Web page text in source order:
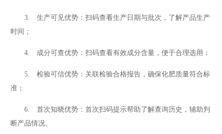
3. 生产可见优势：扫码查看生产日期与批次，了解产品生产
时间；
4. 成分可查优势：扫码查看有效成分含量，便于合理选用；
5. 检验可信优势：关联检验合格报告，确保化肥质量符合标
准；
6. 首次知晓优势：首次扫码提示帮助了解查询历史，辅助判
断产品情况。